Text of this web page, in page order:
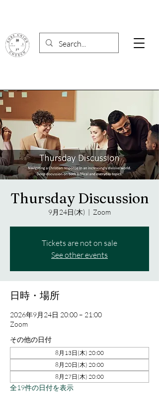
Thursday Discussion
9月24日(木)
  |
Zoom
Tickets are not on sale
See other events
日時・場所
2026年9月24日 20:00 – 21:00
Zoom
その他の日付
8月13日(木) 20:00
8月20日(木) 20:00
8月27日(木) 20:00
全19件の日付を表示